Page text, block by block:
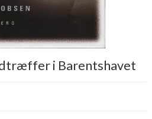
i Barentshavet